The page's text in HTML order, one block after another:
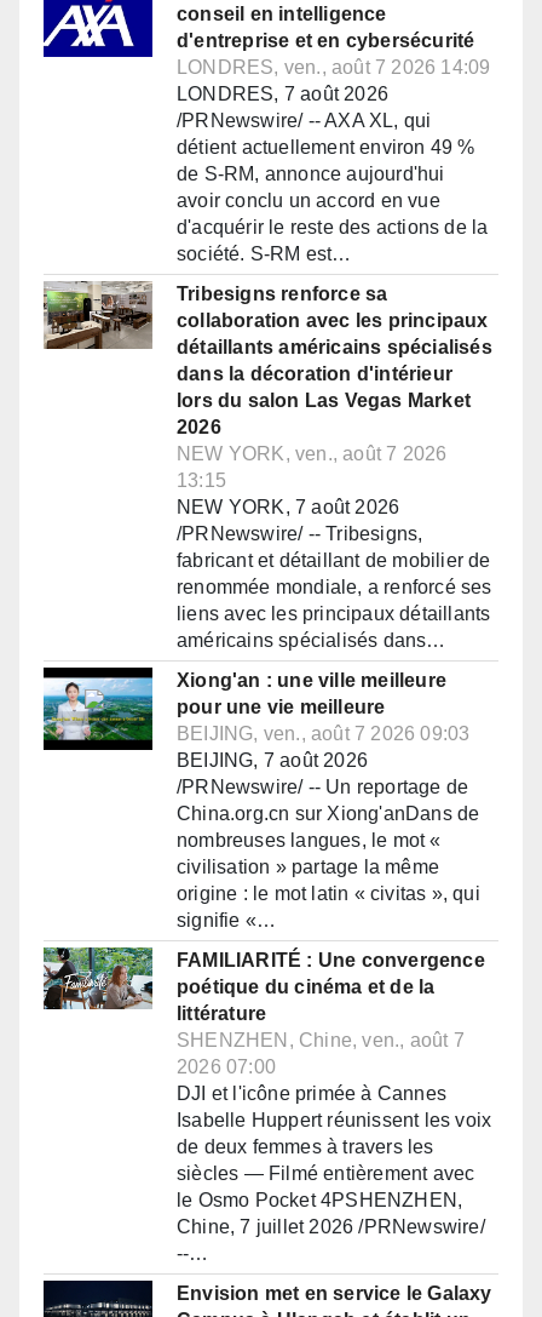
conseil en intelligence
d'entreprise et en cybersécurité
LONDRES, ven., août 7 2026 14:09
LONDRES, 7 août 2026
/PRNewswire/ -- AXA XL, qui
détient actuellement environ 49 %
de S-RM, annonce aujourd'hui
avoir conclu un accord en vue
d'acquérir le reste des actions de la
société. S-RM est…
Tribesigns renforce sa
collaboration avec les principaux
détaillants américains spécialisés
dans la décoration d'intérieur
lors du salon Las Vegas Market
2026
NEW YORK, ven., août 7 2026
13:15
NEW YORK, 7 août 2026
/PRNewswire/ -- Tribesigns,
fabricant et détaillant de mobilier de
renommée mondiale, a renforcé ses
liens avec les principaux détaillants
américains spécialisés dans…
Xiong'an : une ville meilleure
pour une vie meilleure
BEIJING, ven., août 7 2026 09:03
BEIJING, 7 août 2026
/PRNewswire/ -- Un reportage de
China.org.cn sur Xiong'anDans de
nombreuses langues, le mot «
civilisation » partage la même
origine : le mot latin « civitas », qui
signifie «…
FAMILIARITÉ : Une convergence
poétique du cinéma et de la
littérature
SHENZHEN, Chine, ven., août 7
2026 07:00
DJI et l'icône primée à Cannes
Isabelle Huppert réunissent les voix
de deux femmes à travers les
siècles — Filmé entièrement avec
le Osmo Pocket 4PSHENZHEN,
Chine, 7 juillet 2026 /PRNewswire/
--…
Envision met en service le Galaxy